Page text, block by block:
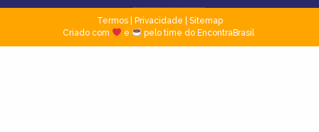
Termos| Privacidade
Sitemap
Criado com
e pelo time do EncontraBrasil